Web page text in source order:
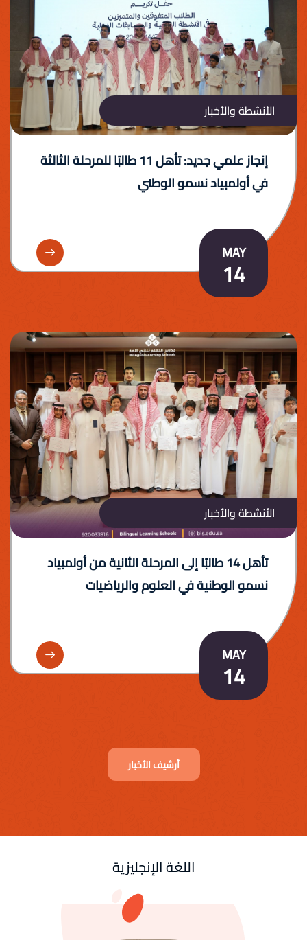
الأنشطة والأخبار
إنجاز علمي جديد: تأهل 11 طالبًا للمرحلة الثالثة
في أولمبياد نسمو الوطني
MAY
14 المزيد
الأنشطة والأخبار
تأهل 14 طالبًا إلى المرحلة الثانية من أولمبياد
نسمو الوطنية في العلوم والرياضيات
MAY
14 المزيد
أرشيف الأخبار
اللغة الإنجليزية